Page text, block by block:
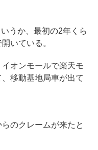
うか、最初の2年くら
いている。
オンモールで楽天モ
移動基地局車が出て
のクレームが来たと